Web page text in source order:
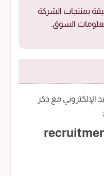
بمنتجات الشركة
السوق.
الإلكتروني مع ذكر